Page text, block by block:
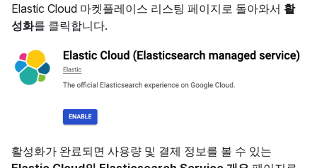
Elastic Cloud 마켓플레이스 리스팅 페이지로 돌아와서 활
성화를 클릭합니다.
활성화가 완료되면 사용량 및 결제 정보를 볼 수 있는